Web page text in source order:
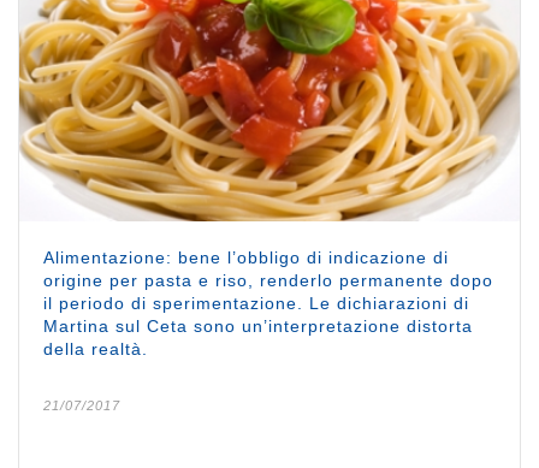
Alimentazione: bene l’obbligo di indicazione di
origine per pasta e riso, renderlo permanente dopo
il periodo di sperimentazione. Le dichiarazioni di
Martina sul Ceta sono un’interpretazione distorta
della realtà.
21/07/2017